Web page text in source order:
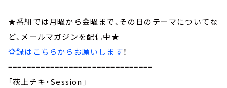
★番組では月曜から金曜まで、その日のテーマについてな
ど、メールマガジンを配信中★
登録はこちらからお願いします！
===============================
「荻上チキ・Session」